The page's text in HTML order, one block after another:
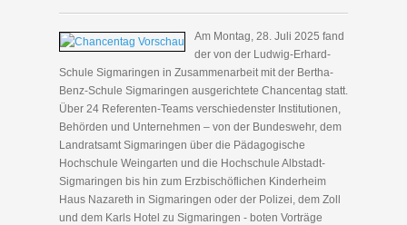
Am Montag, 28. Juli 2025 fand
der von der Ludwig-Erhard-
Schule Sigmaringen in Zusammenarbeit mit der Bertha-
Benz-Schule Sigmaringen ausgerichtete Chancentag statt.
Über 24 Referenten-Teams verschiedenster Institutionen,
Behörden und Unternehmen – von der Bundeswehr, dem
Landratsamt Sigmaringen über die Pädagogische
Hochschule Weingarten und die Hochschule Albstadt-
Sigmaringen bis hin zum Erzbischöflichen Kinderheim
Haus Nazareth in Sigmaringen oder der Polizei, dem Zoll
und dem Karls Hotel zu Sigmaringen - boten Vorträge